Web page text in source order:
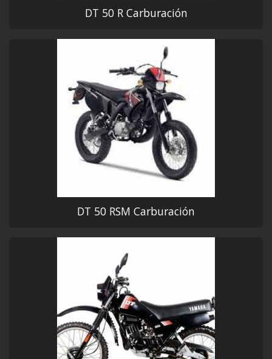
DT 50 R Carburación
DT 50 RSM Carburación